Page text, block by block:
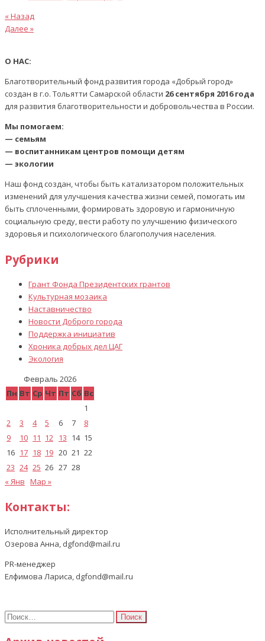
Навигация
по
записям
Предыдущая
статья
« Назад
Следующая
Далее »
О НАС:
Благотворительный фонд развития города «Добрый город»
создан в г.о. Тольятти Самарской области 26 сентября 2016 года
для развития благотворительности и добровольчества в России.
Мы помогаем:
— семьям
— воспитанникам центров помощи детям
— экологии
Наш фонд создан, чтобы быть катализатором положительных
изменений для улучшения качества жизни семей, помогать им
быть сплоченными, формировать здоровую и гармоничную
социальную среду, вести работу по улучшению физического
здоровья и психологического благополучия населения.
Рубрики
Грант Фонда Президентских грантов
Культурная мозаика
Наставничество
Новости Доброго города
Поддержка инициатив
Хроника добрых дел ЦАГ
Экология
Февраль 2026
Пн Вт Ср Чт Пт Сб Вс
1
2
3 4 5 6 7
8
9
10 11 12 13 14 15
16 17 18 19 20 21 22
23 24 25 26 27 28
« Янв Мар »
Контакты:
Исполнительный директор
Озерова Анна, dgfond@mail.ru
PR-менеджер
Елфимова Лариса, dgfond@mail.ru
Найти: